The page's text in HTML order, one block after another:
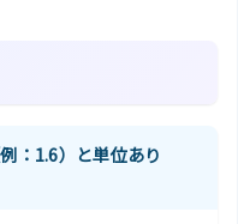
：1.6）と単位あり